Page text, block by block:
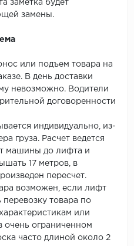
заметка будет
замены.
или подъем товара на
В день доставки
невозможно. Водители
договоренности
индивидуально, из-
груза. Расчет ведется
машины до лифта и
17 метров, в
пересчет.
возможен, если лифт
перевозку товара по
или
очень ограниченном
часто длиной около 2